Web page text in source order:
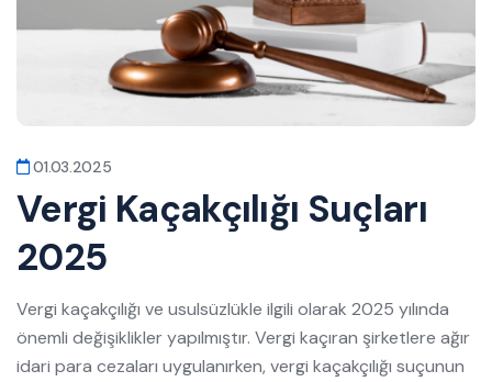
01.03.2025
Vergi Kaçakçılığı Suçları
2025
Vergi kaçakçılığı ve usulsüzlükle ilgili olarak 2025 yılında
önemli değişiklikler yapılmıştır. Vergi kaçıran şirketlere ağır
idari para cezaları uygulanırken, vergi kaçakçılığı suçunun